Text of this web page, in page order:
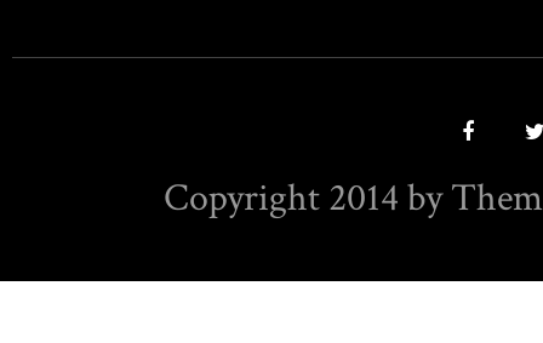
Copyright 2014 by